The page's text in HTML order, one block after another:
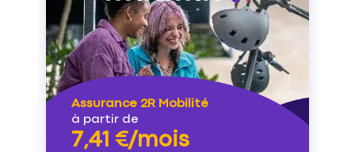
Assurance 2R Mobilité
à partir de
7,41 €/mois